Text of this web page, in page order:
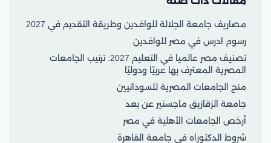
مصاريف جامعة الجلالة للوافدين وطريقة التقديم في 2027
رسوم ادرس في مصر للوافدين
تصنيف مصر عالميا في التعليم 2027: ترتيب الجامعات
المصرية المعترف بها عربيًا ودوليًا
منح الجامعات المصرية للسودانيين
جامعة الزقازيق ماجستير عن بعد
أرخص الجامعات الأهلية في مصر
شروط الدكتوراه في جامعة القاهرة